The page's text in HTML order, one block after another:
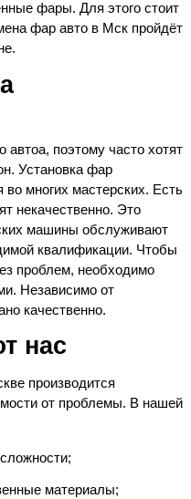
фары. Для этого стоит
фар авто в Мск пройдёт
автоа, поэтому часто хотят
Установка фар
многих мастерских. Есть
некачественно. Это
машины обслуживают
квалификации. Чтобы
проблем, необходимо
Независимо от
качественно.
нас
производится
от проблемы. В нашей
материалы;